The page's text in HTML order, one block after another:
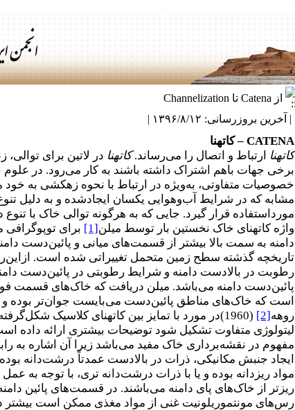
از Catena تا Channelization
| آخرین بروزرسانی: ۱۳۹۶/۸/۱۲ |
CATENA
–کاته­نا
کاته­نا ارتباط و اتصال را می‌رساند.کاته­نا در لاتین برای
برخی جهات باهم اشتراک داشته باشند به کار می‌رود. در
خصوصیات متفاوتی، به‌ویژه در ارتباط با نحوه زهکشی به خود
مشابه که در شرایط آب‌وهوایی یکسان ایجادشده و به دلیل
مورداستفاده قرار گیرد. جایی که به هرگونه توالی خاک با
واژه کاته­نای خاک نخستین بار توسط میلن[1] برای
دامنه به سمت بالا بیشتر از قسمت‌های میانی و پائین‌دست
تاریخچه گذشته سطح زمین متحمل تغییراتی شده است.
رطوبت در بالادست دامنه و شرایط رطوبتی در پائین‌دست
پائین‌دست دامنه می‌باشد. میلن دریافت که خاک‌های قسمت
است که خاک‌های مناطق پائین‌دست می‌بایست جوان‌تر بوده
روهه[2]
(1960)در مورد با تمایز بین کاته­نای کلاسیک
لیتولوژی متفاوت تشکیل شود توضیحات بیشتری ارائه داده
ایجاد جنبش مکانیکی، ذرات در بالادست عمدتاً درشت‌دانه
مواد ریزدانه بوده و یا با ذرات درشت‌دانه تری، با توجه به
ریزتر از خاک‌های پای دامنه می‌باشند. در قسمت‌های پائین
رس‌های مونتموریلونیت غنی از مواد مغذی ممکن است بیشتر